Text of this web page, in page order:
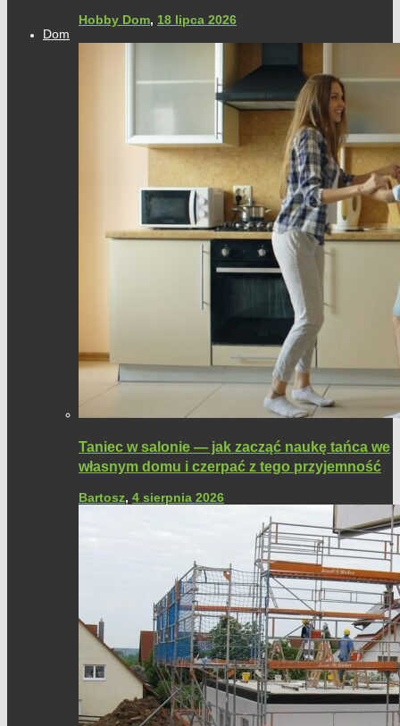
Hobby Dom, 18 lipca 2026
Dom
Taniec w salonie — jak zacząć naukę tańca we
własnym domu i czerpać z tego przyjemność
Bartosz, 4 sierpnia 2026